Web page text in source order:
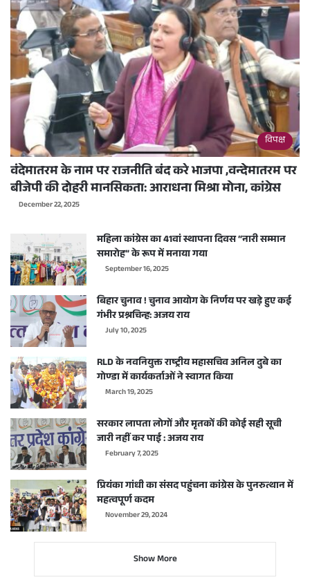
विपक्ष
वंदेमातरम के नाम पर राजनीति बंद करे भाजपा ,वन्देमातरम पर
बीजेपी की दोहरी मानसिकता: आराधना मिश्रा मोना, कांग्रेस
December 22, 2025
महिला कांग्रेस का 41वां स्थापना दिवस “नारी सम्मान
समारोह” के रूप में मनाया गया
September 16, 2025
बिहार चुनाव ! चुनाव आयोग के निर्णय पर खड़े हुए कई
गंभीर प्रश्नचिन्ह: अजय राय
July 10, 2025
RLD के नवनियुक्त राष्ट्रीय महासचिव अनिल दुबे का
गोण्डा में कार्यकर्ताओं ने स्वागत किया
March 19, 2025
सरकार लापता लोगों और मृतकों की कोई सही सूची
जारी नहीं कर पाई : अजय राय
February 7, 2025
प्रियंका गांधी का संसद पहुंचना कांग्रेस के पुनरुत्थान में
महत्वपूर्ण कदम
November 29, 2024
Show More